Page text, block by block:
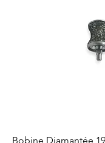
Bobine Diamantée